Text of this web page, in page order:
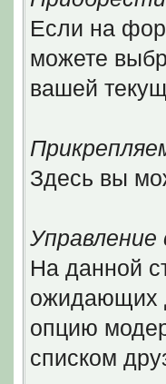
Если на
можете
вашей
Здесь вы
Управление
На данной
ожидающих
опцию
списком